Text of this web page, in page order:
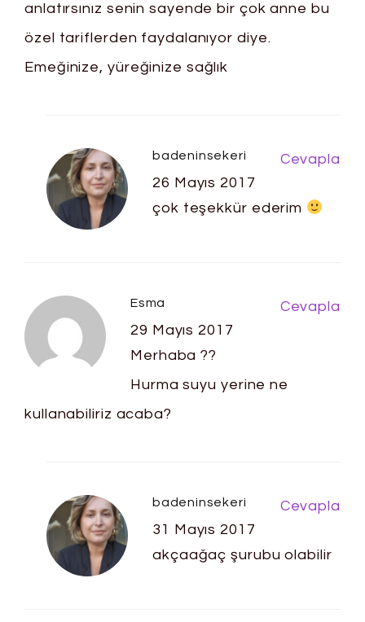
anlatırsınız senin sayende bir çok anne bu
özel tariflerden faydalanıyor diye.
Emeğinize, yüreğinize sağlık
badeninsekeri
26 Mayıs 2017
çok teşekkür ederim
Cevapla
Esma
29 Mayıs 2017
Merhaba ??
Hurma suyu yerine ne
kullanabiliriz acaba?
Cevapla
badeninsekeri
31 Mayıs 2017
akçaağaç şurubu olabilir
Cevapla